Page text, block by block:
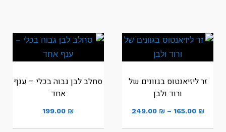
זר ליזיאנטוס בגוונים של
ורוד ולבן
165.00 ₪
–
249.00 ₪
סחלב לבן גבוה בכלי – ענף
אחד
199.00 ₪